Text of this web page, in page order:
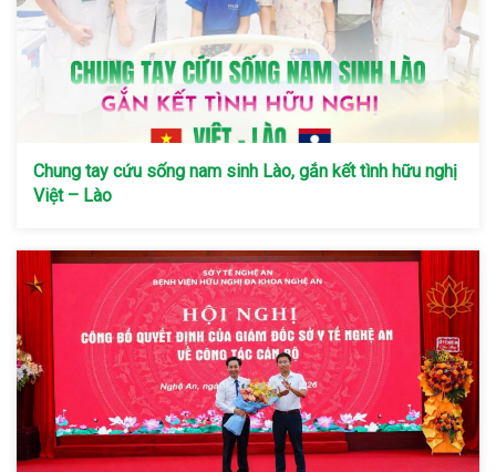
Chung tay cứu sống nam sinh Lào, gắn kết tình hữu nghị
Việt – Lào